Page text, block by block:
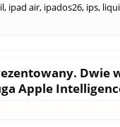
, ipad air, ipados26, ips,
Dwie
Apple